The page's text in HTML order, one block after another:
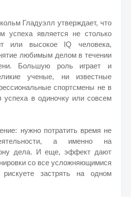
Гладуэлл утверждает, что
успеха является не столько
или высокое IQ человека,
любимым делом в течении
Большую роль играет и
ученые, ни известные
спортсмены не в
успеха в одиночку или совсем
нужно потратить время не
а именно на
дела. И еще, эффект дают
со все усложняющимися
застрять на одном